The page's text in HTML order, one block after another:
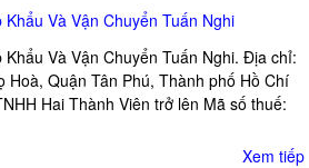
Và Vận Chuyển Tuấn Nghi
Và Vận Chuyển Tuấn Nghi. Địa chỉ:
Quận Tân Phú, Thành phố Hồ Chí
Hai Thành Viên trở lên Mã số thuế:
Xem tiếp